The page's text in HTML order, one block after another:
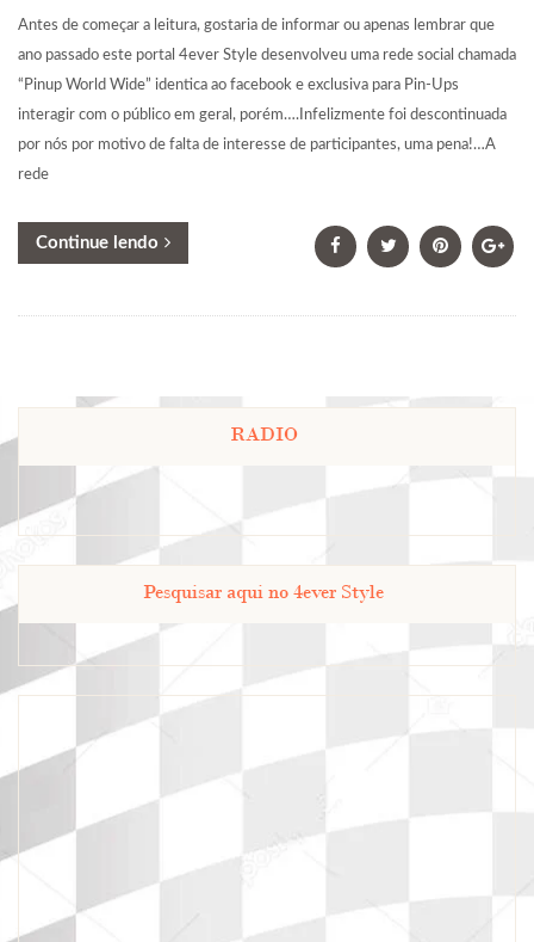
Antes de começar a leitura, gostaria de informar ou apenas lembrar que
ano passado este portal 4ever Style desenvolveu uma rede social chamada
“Pinup World Wide” identica ao facebook e exclusiva para Pin-Ups
interagir com o público em geral, porém….Infelizmente foi descontinuada
por nós por motivo de falta de interesse de participantes, uma pena!…A
rede
Continue lendo
RADIO
Pesquisar aqui no 4ever Style